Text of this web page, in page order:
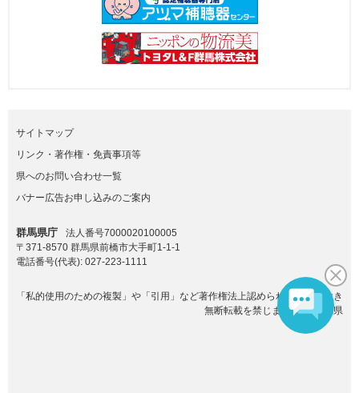
サイトマップ
リンク・著作権・免責事項等
県へのお問い合わせ一覧
バナー広告お申し込みのご案内
群馬県庁
法人番号7000020100005
〒371-8570 群馬県前橋市大手町1-1-1
電話番号(代表): 027-223-1111
「私的使用のための複製」や「引用」など著作権法上認められた場合を除き
無断転載を禁じます。(C)群馬県